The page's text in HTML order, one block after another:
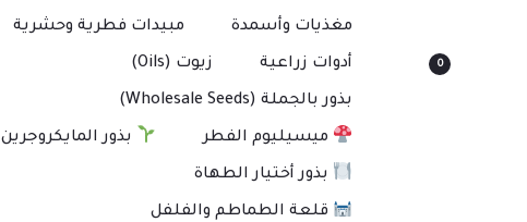
0
مغذيات وأسمدة مبيدات فطرية وحشرية
أدوات زراعية زيوت (Oils)
بذور بالجملة (Wholesale Seeds)
ميسيليوم الفطر بذور المايكروجرين
بذور أختيار الطهاة
قلعة الطماطم والفلفل